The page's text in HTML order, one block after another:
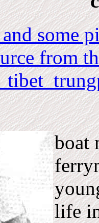
some
from
boat
life